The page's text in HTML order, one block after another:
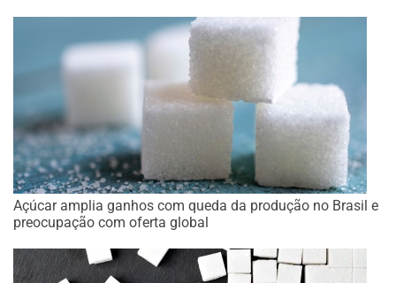
Açúcar amplia ganhos com queda da produção no Brasil e
preocupação com oferta global